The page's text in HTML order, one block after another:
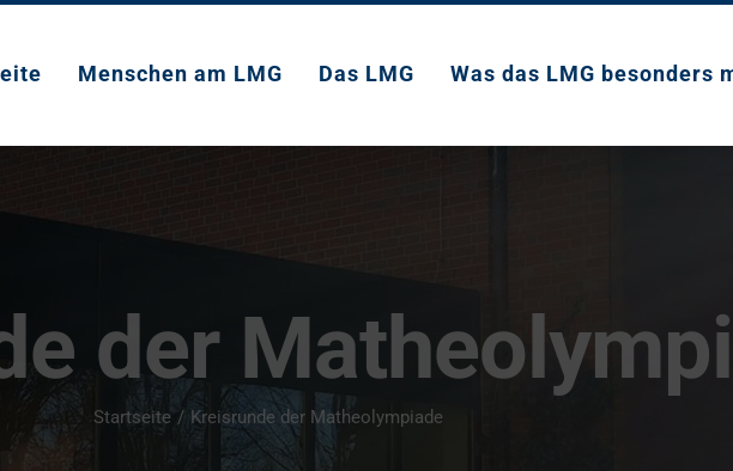
Menschen am LMG Das LMG Was das LMG besonders
der
Startseite Kreisrunde der Matheolympiade